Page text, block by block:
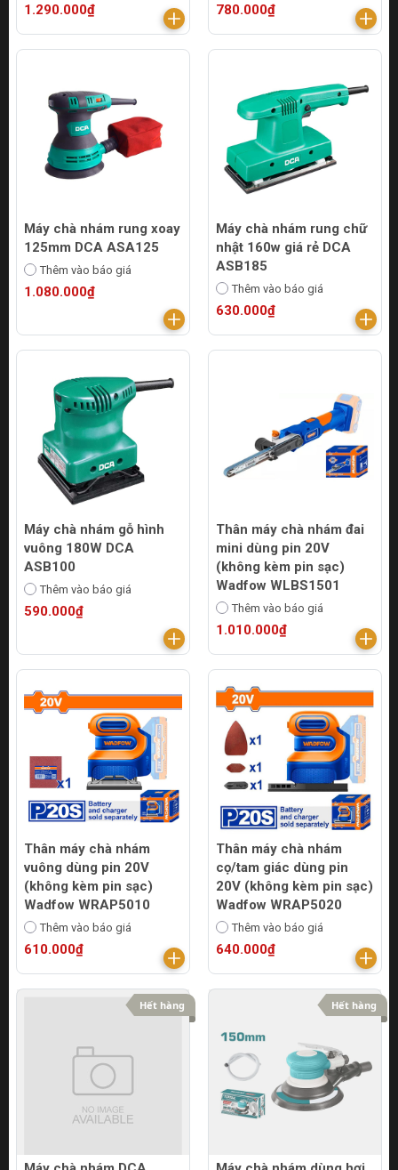
1.290.000₫ 780.000₫
Máy chà nhám rung xoay
125mm DCA ASA125
Thêm vào báo giá
1.080.000₫
Máy chà nhám rung chữ
nhật 160w giá rẻ DCA
ASB185
Thêm vào báo giá
630.000₫
Máy chà nhám gỗ hình
vuông 180W DCA
ASB100
Thêm vào báo giá
590.000₫
Thân máy chà nhám đai
mini dùng pin 20V
(không kèm pin sạc)
Wadfow WLBS1501
Thêm vào báo giá
1.010.000₫
Thân máy chà nhám
vuông dùng pin 20V
(không kèm pin sạc)
Wadfow WRAP5010
Thêm vào báo giá
610.000₫
Thân máy chà nhám
cọ/tam giác dùng pin
20V (không kèm pin sạc)
Wadfow WRAP5020
Thêm vào báo giá
640.000₫
Hết hàng Hết hàng